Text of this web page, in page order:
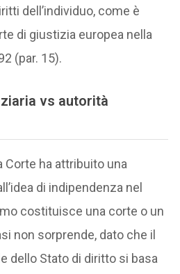
dell’individuo, come è
di giustizia europea nella
(par. 15).
vs autorità
Corte ha attribuito una
di indipendenza nel
costituisce una corte o un
non sorprende, dato che il
dello Stato di diritto si basa